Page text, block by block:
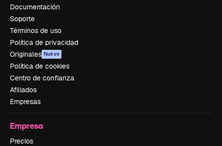
Documentación
Soporte
Términos de uso
Política de privacidad
Originales Nuevo
Política de cookies
Centro de confianza
Afiliados
Empresas
Empresa
Precios